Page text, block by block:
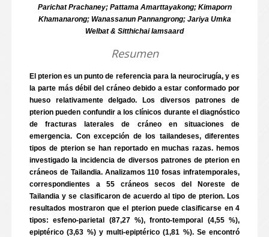
Parichat Prachaney; Pattama Amarttayakong; Kimaporn
Khamanarong; Wanassanun Pannangrong; Jariya Umka
Welbat & Sitthichai Iamsaard
Resumen
El pterion es un punto de referencia para la neurocirugía, y es
la parte más débil del cráneo debido a estar conformado por
hueso relativamente delgado. Los diversos patrones de
pterion pueden confundir a los clínicos durante el diagnóstico
de fracturas laterales de cráneo en situaciones de
emergencia. Con excepción de los tailandeses, diferentes
tipos de pterion se han reportado en muchas razas. hemos
investigado la incidencia de diversos patrones de pterion en
cráneos de Tailandia. Analizamos 110 fosas infratemporales,
correspondientes a 55 cráneos secos del Noreste de
Tailandia y se clasificaron de acuerdo al tipo de pterion. Los
resultados mostraron que el pterion puede clasificarse en 4
tipos: esfeno-parietal (87,27 %), fronto-temporal (4,55 %),
epiptérico (3,63 %) y multi-epiptérico (1,81 %). Se encontró